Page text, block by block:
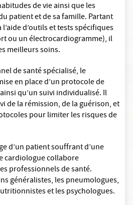
de vie ainsi que les
patient et de sa famille. Partant
d’outils et tests spécifiques
ou un électrocardiogramme), il
meilleurs soins.
de santé spécialisé, le
en place d’un protocole de
qu’un suivi individualisé. Il
de la rémission, de la guérison, et
pour limiter les risques de
d’un patient souffrant d’une
cardiologue collabore
professionnels de santé.
généralistes, les pneumologues,
et les psychologues.